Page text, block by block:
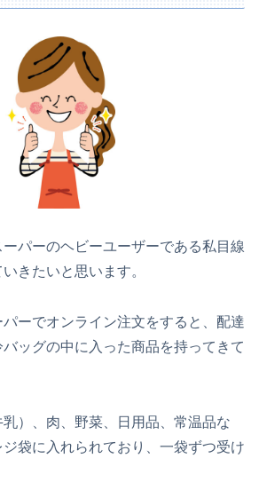
パーのヘビーユーザーである私目線
きたいと思います。
ーでオンライン注文をすると、配達
ッグの中に入った商品を持ってきて
）、肉、野菜、日用品、常温品な
袋に入れられており、一袋ずつ受け